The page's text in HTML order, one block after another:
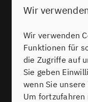
Angehörigen –
die Ihre
Vereinbaren Sie
den nächsten
planen.
Wir
Wir verwenden
Funktionen für
die Zugriffe auf
Sie geben
wenn Sie
Um fortzufahren